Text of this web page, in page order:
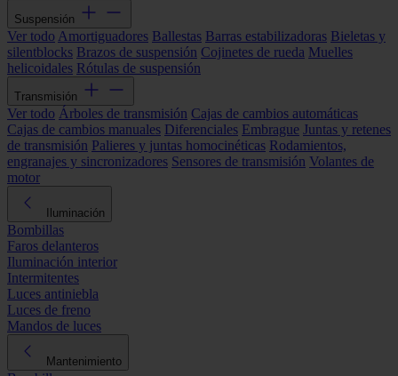
Suspensión
Ver todo Amortiguadores Ballestas Barras estabilizadoras Bieletas y
silentblocks Brazos de suspensión Cojinetes de rueda Muelles
helicoidales Rótulas de suspensión
Transmisión
Ver todo Árboles de transmisión Cajas de cambios automáticas
Cajas de cambios manuales Diferenciales Embrague Juntas y retenes
de transmisión Palieres y juntas homocinéticas Rodamientos,
engranajes y sincronizadores Sensores de transmisión Volantes de
motor
Iluminación
Bombillas
Faros delanteros
Iluminación interior
Intermitentes
Luces antiniebla
Luces de freno
Mandos de luces
Mantenimiento